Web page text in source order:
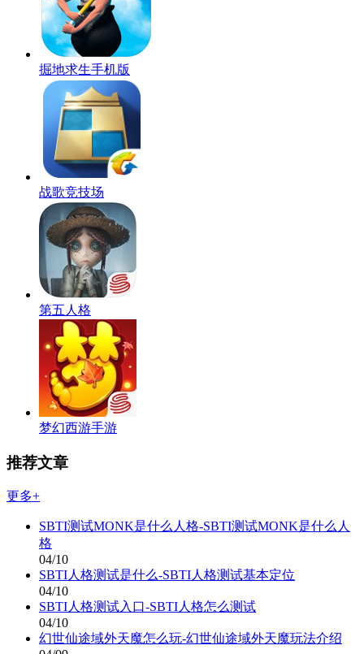
掘地求生手机版
战歌竞技场
第五人格
梦幻西游手游
推荐文章
更多+
SBTI测试MONK是什么人格-SBTI测试MONK是什么人
格
04/10
SBTI人格测试是什么-SBTI人格测试基本定位
04/10
SBTI人格测试入口-SBTI人格怎么测试
04/10
幻世仙途域外天魔怎么玩-幻世仙途域外天魔玩法介绍